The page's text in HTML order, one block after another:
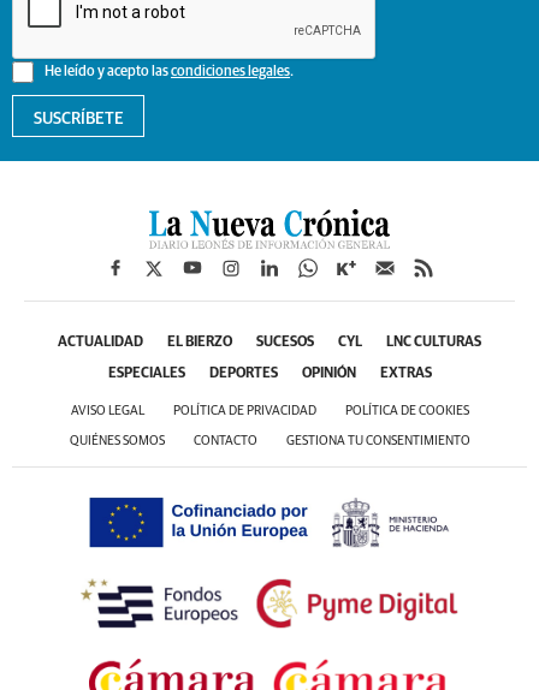
He leído y acepto lascondiciones legales.
SUSCRÍBETE
ACTUALIDAD EL BIERZO SUCESOS CYL LNC CULTURAS
ESPECIALES DEPORTES OPINIÓN EXTRAS
AVISO LEGAL POLÍTICA DE PRIVACIDAD POLÍTICA DE COOKIES
QUIÉNES SOMOS CONTACTO GESTIONA TU CONSENTIMIENTO